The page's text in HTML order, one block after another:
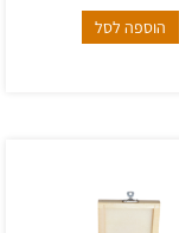
הוספה לסל